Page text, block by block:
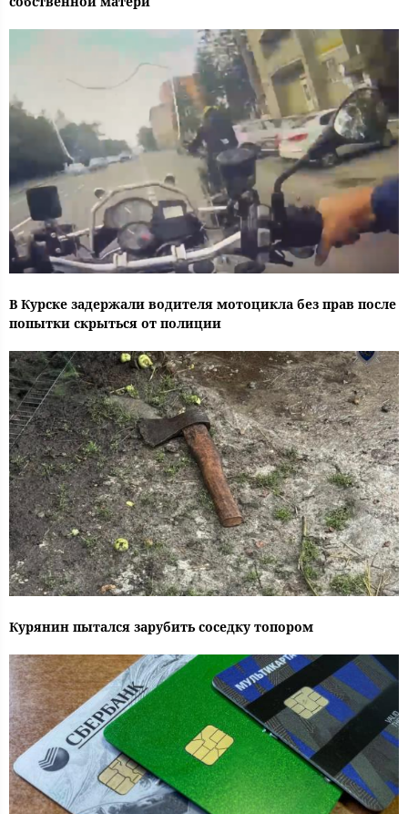
В Курске задержали водителя мотоцикла без прав после
попытки скрыться от полиции
Курянин пытался зарубить соседку топором